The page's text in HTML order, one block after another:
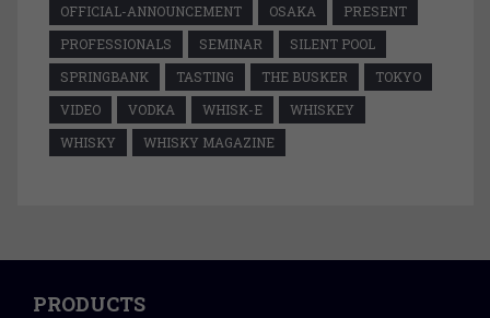
OFFICIAL-ANNOUNCEMENT
OSAKA
PRESENT
PROFESSIONALS
SEMINAR
SILENT POOL
SPRINGBANK
TASTING THE BUSKER
TOKYO
VIDEO
VODKA WHISK-E
WHISKEY
WHISKY
WHISKY MAGAZINE
PRODUCTS